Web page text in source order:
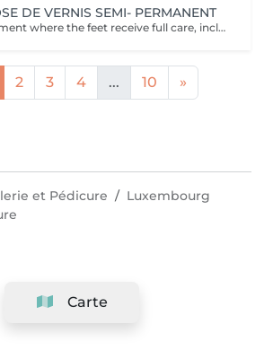
DE VERNIS SEMI- PERMANENT
It is a beauty treatment where the feet receive full care, including nail trimming, shaping, and skin exfoliation, followed by the application of a semi-permanent nail polish. The semi-permanent polish is applied in thin layers, each cured under a UV or LED lamp to harden it, resulting in a long-lasting, chip-resistant, and glossy finish. This service leaves the toenails beautifully colored and durable, with the skin and nails refreshed and well-groomed.
2 3 4 ... 10 »
Carte
et Pédicure
Luxembourg